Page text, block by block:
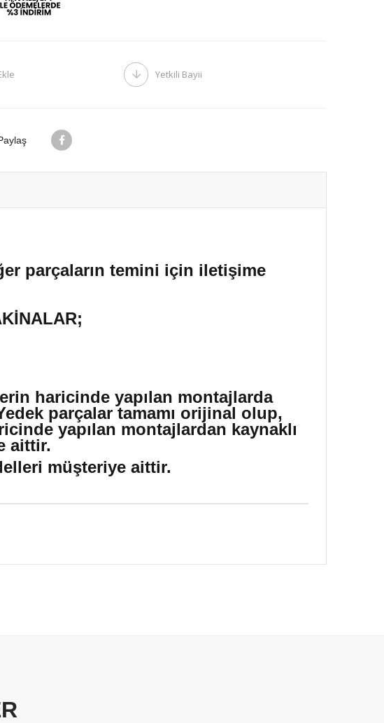
Yetkili Bayii
parçaların temini için iletişime
haricinde yapılan montajlarda
parçalar tamamı orijinal olup,
yapılan montajlardan kaynaklı
aittir.
müşteriye aittir.